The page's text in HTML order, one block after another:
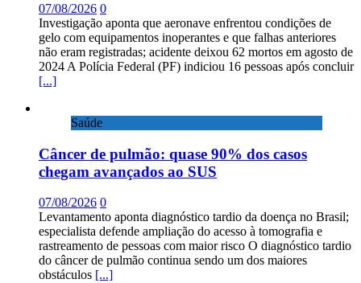
07/08/2026 0
Investigação aponta que aeronave enfrentou condições de
gelo com equipamentos inoperantes e que falhas anteriores
não eram registradas; acidente deixou 62 mortos em agosto de
2024 A Polícia Federal (PF) indiciou 16 pessoas após concluir
[...]
Saúde
Câncer de pulmão: quase 90% dos casos
chegam avançados ao SUS
07/08/2026 0
Levantamento aponta diagnóstico tardio da doença no Brasil;
especialista defende ampliação do acesso à tomografia e
rastreamento de pessoas com maior risco O diagnóstico tardio
do câncer de pulmão continua sendo um dos maiores
obstáculos [...]